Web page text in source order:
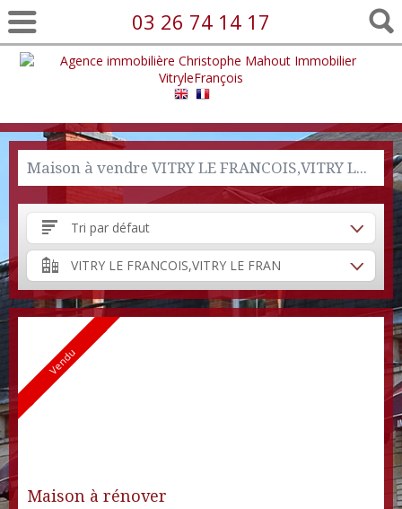
03 26 74 14 17
Maison à vendre VITRY LE FRANCOIS,VITRY LE FRANCOIS
Tri par défaut
VITRY LE FRANCOIS,VITRY LE FRANCOIS
Vendu
Maison à rénover